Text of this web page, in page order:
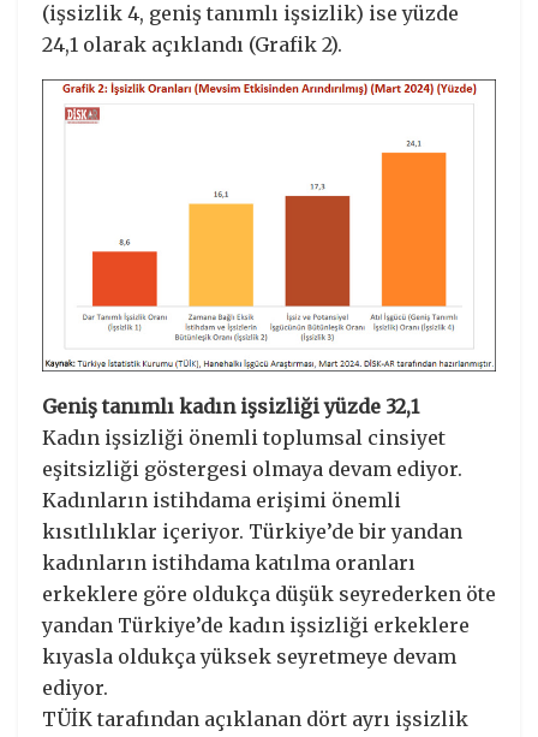
(işsizlik 4, geniş tanımlı işsizlik) ise yüzde
24,1 olarak açıklandı (Grafik 2).
Geniş tanımlı kadın işsizliği yüzde 32,1
Kadın işsizliği önemli toplumsal cinsiyet
eşitsizliği göstergesi olmaya devam ediyor.
Kadınların istihdama erişimi önemli
kısıtlılıklar içeriyor. Türkiye’de bir yandan
kadınların istihdama katılma oranları
erkeklere göre oldukça düşük seyrederken öte
yandan Türkiye’de kadın işsizliği erkeklere
kıyasla oldukça yüksek seyretmeye devam
ediyor.
TÜİK tarafından açıklanan dört ayrı işsizlik